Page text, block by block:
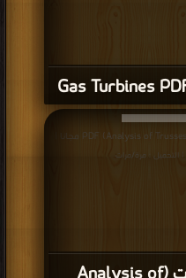
قراءة و تحميل كتاب كتاب تحليل الجملونات (Analysis of Trusses) PDF مجانا |
| التحميل : مرة/مرات